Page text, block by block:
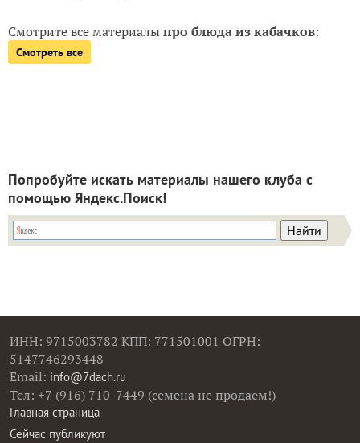
Смотрите все материалыпро блюда из кабачков:
Смотреть все
Попробуйте искать материалы нашего клуба с
помощью Яндекс.Поиск!
ИНН: 9715003782 КПП: 771501001 ОГРН:
5147746293448
Email: info@7dach.ru
Тел: +7 (916) 710-7449 (семена не продаем!)
Главная страница
Сейчас публикуют